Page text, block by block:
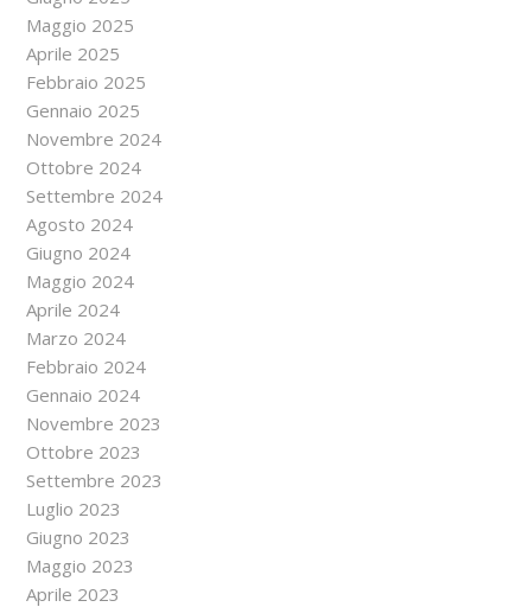
Maggio 2025
Aprile 2025
Febbraio 2025
Gennaio 2025
Novembre 2024
Ottobre 2024
Settembre 2024
Agosto 2024
Giugno 2024
Maggio 2024
Aprile 2024
Marzo 2024
Febbraio 2024
Gennaio 2024
Novembre 2023
Ottobre 2023
Settembre 2023
Luglio 2023
Giugno 2023
Maggio 2023
Aprile 2023